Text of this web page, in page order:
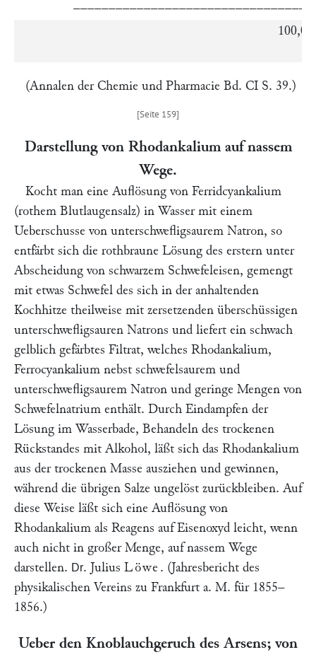
––––––––––––––––––––––––––––––––––
100,00
(Annalen der Chemie und Pharmacie Bd. CI S. 39.)
Darstellung von Rhodankalium auf nassem
Wege.
Kocht man eine Auflösung von Ferridcyankalium
(rothem Blutlaugensalz) in Wasser mit einem
Ueberschusse von unterschwefligsaurem Natron, so
entfärbt sich die rothbraune Lösung des erstern unter
Abscheidung von schwarzem Schwefeleisen, gemengt
mit etwas Schwefel des sich in der anhaltenden
Kochhitze theilweise mit zersetzenden überschüssigen
unterschwefligsauren Natrons und liefert ein schwach
gelblich gefärbtes Filtrat, welches Rhodankalium,
Ferrocyankalium nebst schwefelsaurem und
unterschwefligsaurem Natron und geringe Mengen von
Schwefelnatrium enthält. Durch Eindampfen der
Lösung im Wasserbade, Behandeln des trockenen
Rückstandes mit Alkohol, läßt sich das Rhodankalium
aus der trockenen Masse ausziehen und gewinnen,
während die übrigen Salze ungelöst zurückbleiben. Auf
diese Weise läßt sich eine Auflösung von
Rhodankalium als Reagens auf Eisenoxyd leicht, wenn
auch nicht in großer Menge, auf nassem Wege
darstellen. Dr. Julius Löwe . (Jahresbericht des
physikalischen Vereins zu Frankfurt a. M. für 1855–
1856.)
Ueber den Knoblauchgeruch des Arsens; von